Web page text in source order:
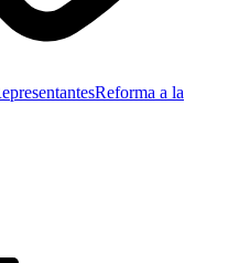
Reforma a la